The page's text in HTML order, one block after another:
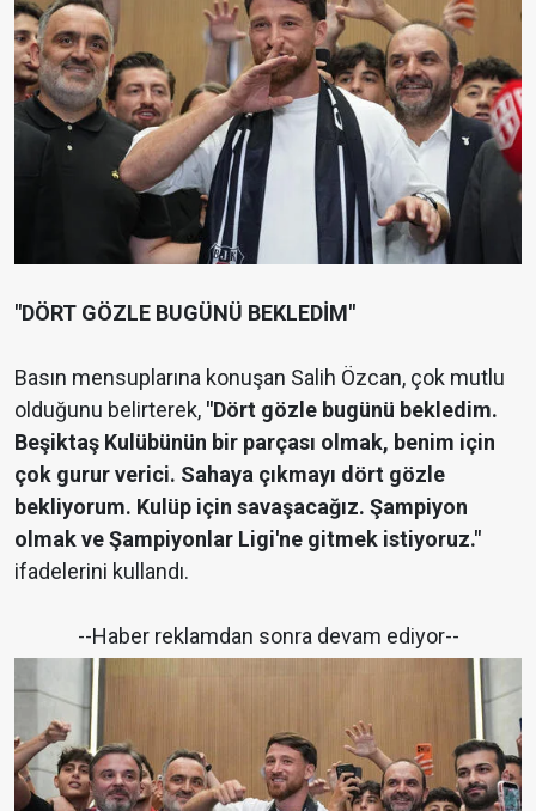
"DÖRT GÖZLE BUGÜNÜ BEKLEDİM"
Basın mensuplarına konuşan Salih Özcan, çok mutlu
olduğunu belirterek, "Dört gözle bugünü bekledim.
Beşiktaş Kulübünün bir parçası olmak, benim için
çok gurur verici. Sahaya çıkmayı dört gözle
bekliyorum. Kulüp için savaşacağız. Şampiyon
olmak ve Şampiyonlar Ligi'ne gitmek istiyoruz."
ifadelerini kullandı.
--Haber reklamdan sonra devam ediyor--